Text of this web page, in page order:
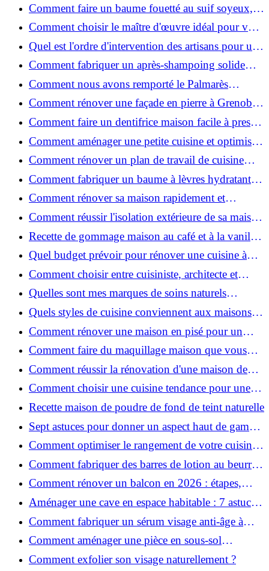
Comment faire un baume fouetté au suif soyeux,
fait maison ?
Comment choisir le maître d'œuvre idéal pour vos
travaux de rénovation ?
Quel est l'ordre d'intervention des artisans pour une
rénovation ?
Comment fabriquer un après-shampoing solide
naturel pour cheveux ?
Comment nous avons remporté le Palmarès
(Ré)HABITER 2025 : les coulisses du projet primé
?
Comment rénover une façade en pierre à Grenoble
: techniques, coûts et conseils
Comment faire un dentifrice maison facile à presser
?
Comment aménager une petite cuisine et optimiser
chaque centimètre carré ?
Comment rénover un plan de travail de cuisine
facilement : guide étape par étape
Comment fabriquer un baume à lèvres hydratant et
naturel au suif ?
Comment rénover sa maison rapidement et
efficacement ?
Comment réussir l'isolation extérieure de sa maison
pour une rénovation performante et durable ?
Recette de gommage maison au café et à la vanille
pour une peau douce
Quel budget prévoir pour rénover une cuisine à
Voiron en 2026 : coûts et aides locales ?
Comment choisir entre cuisiniste, architecte et
contractant général à Voiron ?
Quelles sont mes marques de soins naturels
préférées ?
Quels styles de cuisine conviennent aux maisons et
appartements du Voironnais ?
Comment rénover une maison en pisé pour un
habitat sain et performant ?
Comment faire du maquillage maison que vous
utiliserez vraiment ?
Comment réussir la rénovation d'une maison de
ville en 2026 ?
Comment choisir une cuisine tendance pour une
rénovation en 2026 ?
Recette maison de poudre de fond de teint naturelle
Sept astuces pour donner un aspect haut de gamme
à votre cuisine
Comment optimiser le rangement de votre cuisine
et gagner de la place ?
Comment fabriquer des barres de lotion au beurre
de karité ?
Comment rénover un balcon en 2026 : étapes,
budget et matériaux ?
Aménager une cave en espace habitable : 7 astuces
essentielles
Comment fabriquer un sérum visage anti-âge à
l'huile de rose musquée ?
Comment aménager une pièce en sous-sol
efficacement ?
Comment exfolier son visage naturellement ?